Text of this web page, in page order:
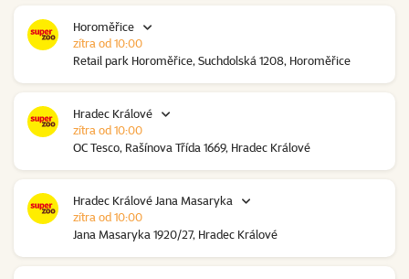
Horoměřice
Retail park Horoměřice, Suchdolská 1208, Horoměřice
zítra od 10:00
Hradec Králové
OC Tesco, Rašínova Třída 1669, Hradec Králové
zítra od 10:00
Hradec Králové Jana Masaryka
Jana Masaryka 1920/27, Hradec Králové
zítra od 10:00